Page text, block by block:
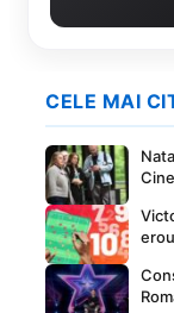
CELE MAI